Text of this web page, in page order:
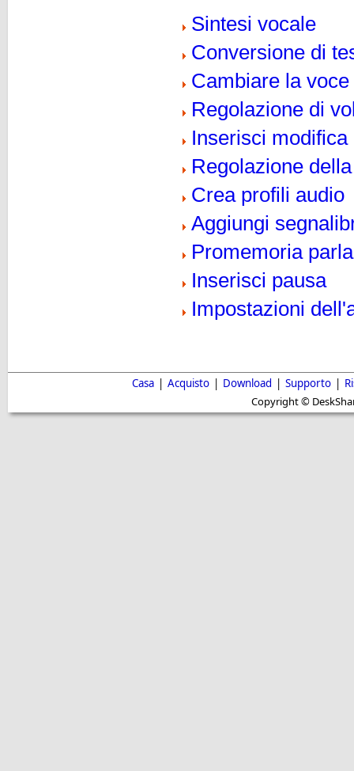
Sintesi vocale
Conversione di
Cambiare la voce
Regolazione di
Inserisci modifica
Regolazione
Crea profili audio
Aggiungi
Promemoria
Inserisci pausa
Impostazioni
Casa | Acquisto | Download | Supporto |
Copyright ©